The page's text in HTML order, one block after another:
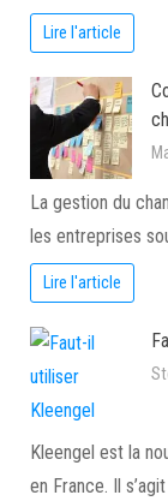
Lire l'article
La gestion du
les entreprises
Lire l'article
Kleengel est la
en France. Il